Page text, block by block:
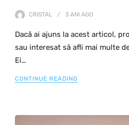
CRISTAL 3 ANI AGO
Dacă ai ajuns la acest articol,
sau interesat să afli mai multe
Ei…
CONTINUE READING